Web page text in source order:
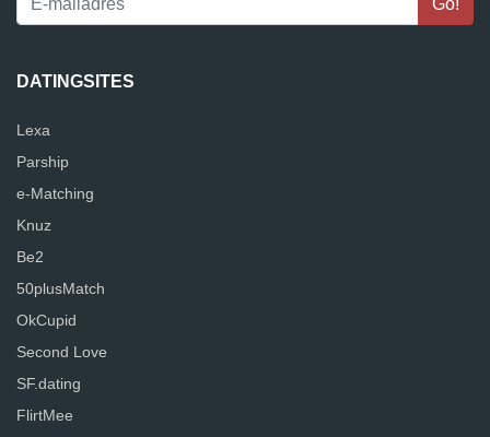
DATINGSITES
Lexa
Parship
e-Matching
Knuz
Be2
50plusMatch
OkCupid
Second Love
SF.dating
FlirtMee